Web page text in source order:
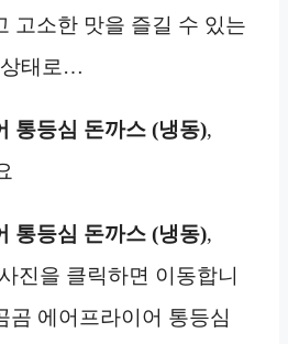
고소한 맛을 즐길 수 있는
태로…
통등심 돈까스 (냉동),
통등심 돈까스 (냉동),
진을 클릭하면 이동합니
에어프라이어 통등심